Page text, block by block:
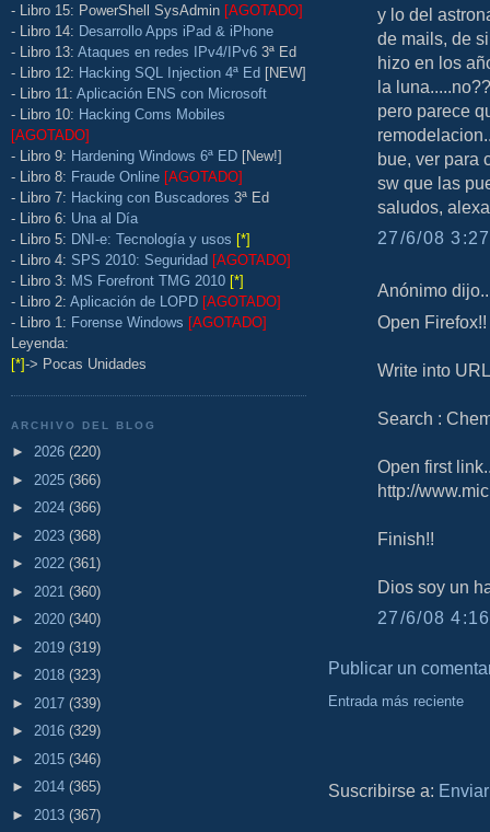
- Libro 15: PowerShell SysAdmin [AGOTADO]
- Libro 14: Desarrollo Apps iPad & iPhone
- Libro 13: Ataques en redes IPv4/IPv6 3ª Ed
- Libro 12: Hacking SQL Injection 4ª Ed [NEW]
- Libro 11: Aplicación ENS con Microsoft
- Libro 10: Hacking Coms Mobiles
[AGOTADO]
- Libro 9: Hardening Windows 6ª ED [New!]
- Libro 8: Fraude Online [AGOTADO]
- Libro 7: Hacking con Buscadores 3ª Ed
- Libro 6: Una al Día
- Libro 5: DNI-e: Tecnología y usos [*]
- Libro 4: SPS 2010: Seguridad [AGOTADO]
- Libro 3: MS Forefront TMG 2010 [*]
- Libro 2: Aplicación de LOPD [AGOTADO]
- Libro 1: Forense Windows [AGOTADO]
Leyenda:
[*]-> Pocas Unidades
ARCHIVO DEL BLOG
► 2026 (220)
► 2025 (366)
► 2024 (366)
► 2023 (368)
► 2022 (361)
► 2021 (360)
► 2020 (340)
► 2019 (319)
► 2018 (323)
► 2017 (339)
► 2016 (329)
► 2015 (346)
► 2014 (365)
► 2013 (367)
y lo del
de mails, de
hizo en los
la luna.....no??
pero parece
bue, ver para
sw que las
saludos,
27/6/08
Anónimo
Open Firefox!!
Write into
Search :
Open first
http://
Finish!!
Dios soy un
27/6/08
Publicar un
Entrada más reciente
Suscribirse a: